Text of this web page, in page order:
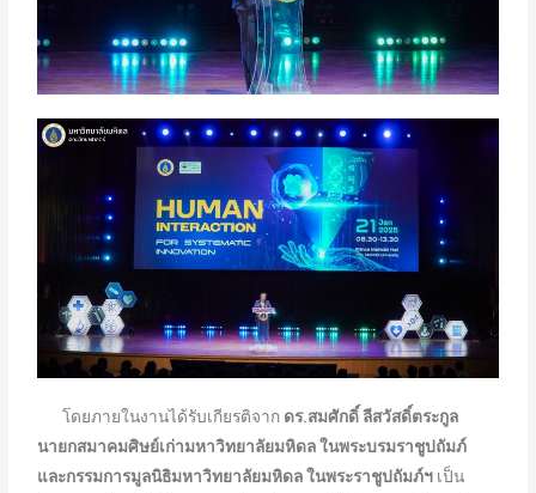
โดยภายในงานได้รับเกียรติจาก ดร.สมศักดิ์ ลีสวัสดิ์ตระกูล
นายกสมาคมศิษย์เก่ามหาวิทยาลัยมหิดล ในพระบรมราชูปถัมภ์
และกรรมการมูลนิธิมหาวิทยาลัยมหิดล ในพระราชูปถัมภ์ฯ เป็น